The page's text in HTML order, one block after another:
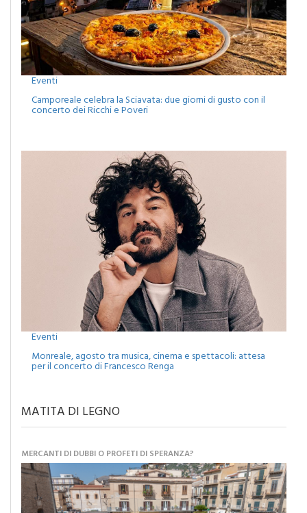
Eventi
Camporeale celebra la Sciavata: due giorni di gusto con il
Eventi
Monreale, agosto tra musica, cinema e spettacoli: attesa
MATITA DI LEGNO
MERCANTI DI DUBBI O PROFETI DI SPERANZA?